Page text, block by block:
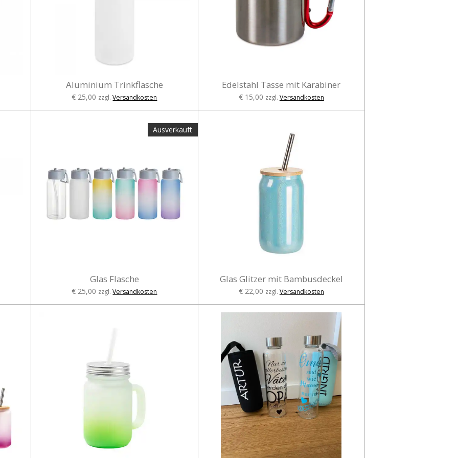
Aluminium Trinkflasche
€ 25,00 zzgl.Versandkosten
Edelstahl Tasse mit Karabiner
€ 15,00 zzgl. Versandkosten
Ausverkauft
Glas Flasche
€ 25,00 zzgl.Versandkosten
Glas Glitzer mit Bambusdeckel
€ 22,00 zzgl. Versandkosten